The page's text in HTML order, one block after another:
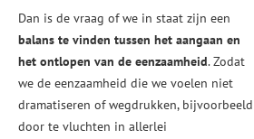
Dan is de vraag of we in staat zijn een
balans te vinden tussen het aangaan en
het ontlopen van de eenzaamheid. Zodat
we de eenzaamheid die we voelen niet
dramatiseren of wegdrukken, bijvoorbeeld
door te vluchten in allerlei